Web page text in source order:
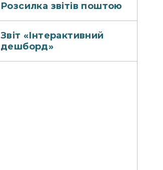
Розсилка звітів поштою
Звіт «Інтерактивний
дешборд»